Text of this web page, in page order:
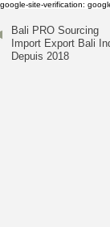
google-site-verification:
Bali PRO Sourcing
Import Export Bali
Depuis 2018